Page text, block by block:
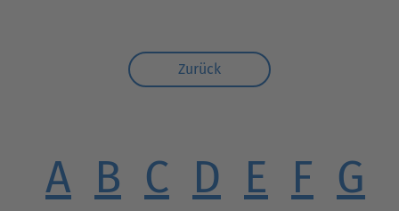
Zurück
A B C D E F G